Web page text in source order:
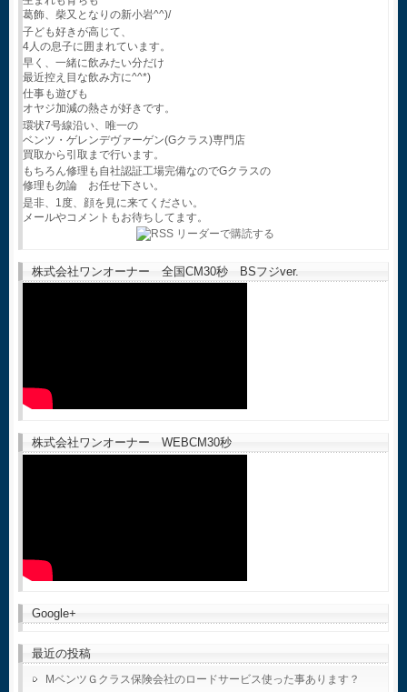
葛飾、柴又となりの新小岩^^)/
子ども好きが高じて、
4人の息子に囲まれています。
早く、一緒に飲みたい分だけ
最近控え目な飲み方に^^*)
仕事も遊びも
オヤジ加減の熱さが好きです。
環状7号線沿い、唯一の
ベンツ・ゲレンデヴァーゲン(Gクラス)専門店
買取から引取まで行います。
もちろん修理も自社認証工場完備なのでGクラスの
修理も勿論 お任せ下さい。
是非、1度、顔を見に来てください。
メールやコメントもお待ちしてます。
株式会社ワンオーナー 全国CM30秒 BSフジver.
株式会社ワンオーナー WEBCM30秒
Google+
最近の投稿
MベンツＧクラス保険会社のロードサービス使った事あります？